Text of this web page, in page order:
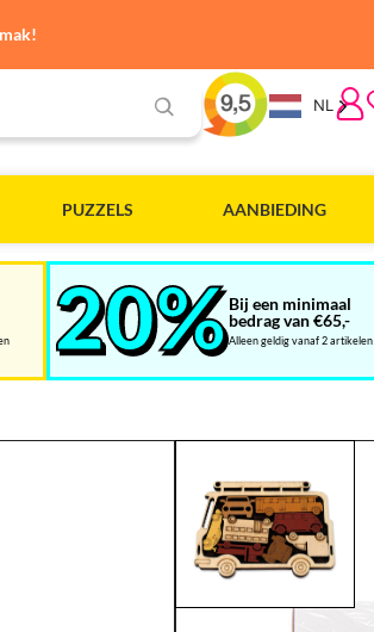
NL
PUZZELS AANBIEDING
Bij een minimaal
bedrag van €65,-
Alleen geldig vanaf 2 artikelen